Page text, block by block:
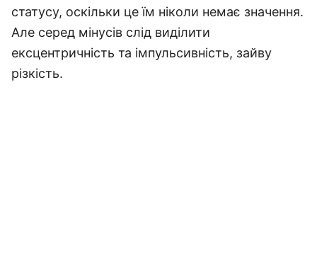
статусу, оскільки це їм ніколи немає значення.
Але серед мінусів слід виділити
ексцентричність та імпульсивність, зайву
різкість.